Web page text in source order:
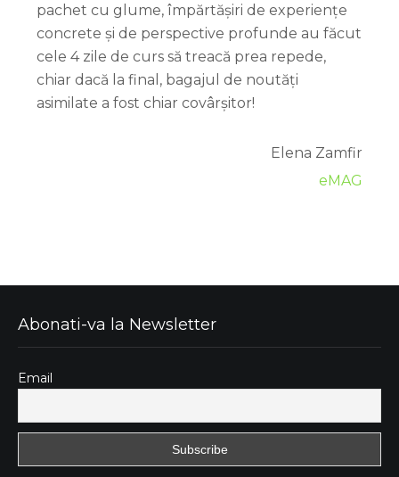
pachet cu glume, împărtășiri de experiențe
concrete și de perspective profunde au făcut
cele 4 zile de curs să treacă prea repede,
chiar dacă la final, bagajul de noutăți
asimilate a fost chiar covârșitor!
Elena Zamfir
eMAG
Abonati-va la Newsletter
Email